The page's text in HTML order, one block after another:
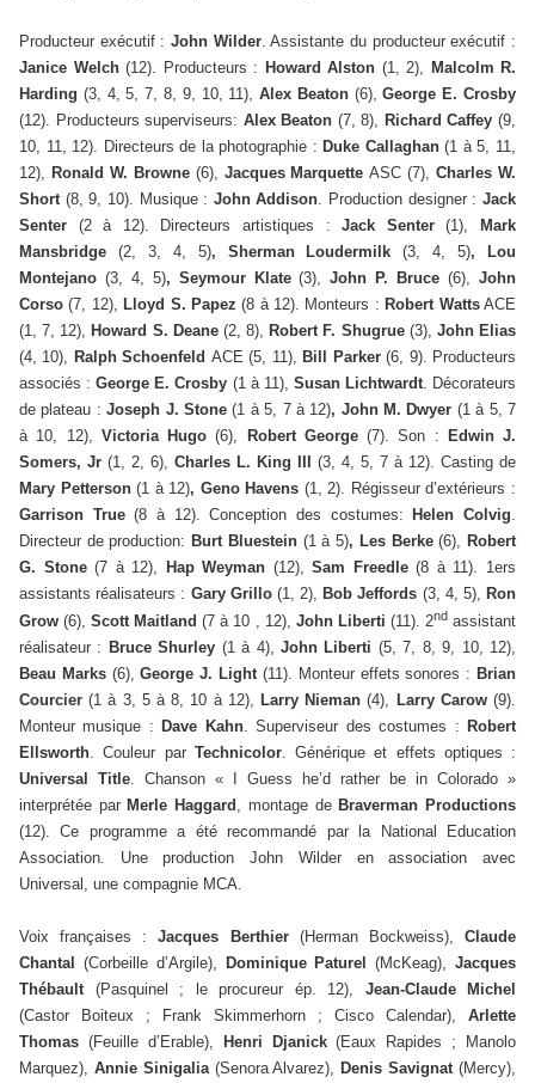
Producteur exécutif : John Wilder. Assistante du producteur exécutif :
Janice Welch (12). Producteurs : Howard Alston (1, 2), Malcolm R.
Harding (3, 4, 5, 7, 8, 9, 10, 11),Alex Beaton (6),George E. Crosby
(12). Producteurs superviseurs: Alex Beaton (7, 8), Richard Caffey(9,
10, 11, 12). Directeurs de la photographie : Duke Callaghan(1 à 5, 11,
12), Ronald W. Browne (6), Jacques MarquetteASC (7),Charles W.
Short (8, 9, 10). Musique : John Addison. Production designer :Jack
Senter (2 à 12). Directeurs artistiques :Jack Senter(1),
Mark
Mansbridge (2, 3, 4, 5), Sherman Loudermilk(3, 4, 5), Lou
Montejano (3, 4, 5), Seymour Klate(3),John P. Bruce(6),John
Corso(7, 12), Lloyd S. Papez(8 à 12). Monteurs : Robert WattsACE
(1, 7, 12), Howard S. Deane (2, 8), Robert F. Shugrue (3), John Elias
(4, 10), Ralph Schoenfeld ACE (5, 11), Bill Parker(6, 9). Producteurs
associés :George E. Crosby (1 à 11), Susan Lichtwardt. Décorateurs
de plateau :Joseph J. Stone(1 à 5, 7 à 12), John M. Dwyer (1 à 5, 7
à 10, 12), Victoria Hugo(6), Robert George (7). Son :
Edwin J.
Somers, Jr (1, 2, 6), Charles L. King III (3, 4, 5, 7 à 12). Casting de
Mary Petterson(1 à 12), Geno Havens (1, 2). Régisseur d’extérieurs :
Garrison True(8 à 12). Conception des costumes: Helen Colvig.
Directeur de production: Burt Bluestein (1 à 5), Les Berke(6), Robert
G. Stone(7 à 12), Hap Weyman (12),Sam Freedle(8 à 11). 1ers
assistants réalisateurs : Gary Grillo (1, 2), Bob Jeffords (3, 4, 5), Ron
Grow(6),Scott Maitland(7 à 10 , 12), John Liberti (11). 2ndassistant
réalisateur : Bruce Shurley (1 à 4),John Liberti (5, 7, 8, 9, 10, 12),
Beau Marks (6),George J. Light (11). Monteur effets sonores :Brian
Courcier(1 à 3, 5 à 8, 10 à 12),Larry Nieman(4), Larry Carow(9).
Monteur musique :Dave Kahn. Superviseur des costumes :Robert
Ellsworth . Couleur par Technicolor. Générique et effets optiques :
Universal Title . Chanson « I Guess he’d rather be in Colorado »
interprétée parMerle Haggard , montage deBraverman Productions
(12). Ce programme a été recommandé par la National Education
Association. Une production John Wilder en association avec
Universal, une compagnie MCA.
Voix françaises :Jacques Berthier(Herman Bockweiss),Claude
Chantal (Corbeille d’Argile), Dominique Paturel (McKeag),Jacques
Thébault (Pasquinel ; le procureur ép. 12), Jean-Claude Michel
(Castor Boiteux ; Frank Skimmerhorn ; Cisco Calendar), Arlette
Thomas (Feuille d’Erable), Henri Djanick(Eaux Rapides ; Manolo
Marquez), Annie Sinigalia (Senora Alvarez),Denis Savignat (Mercy),